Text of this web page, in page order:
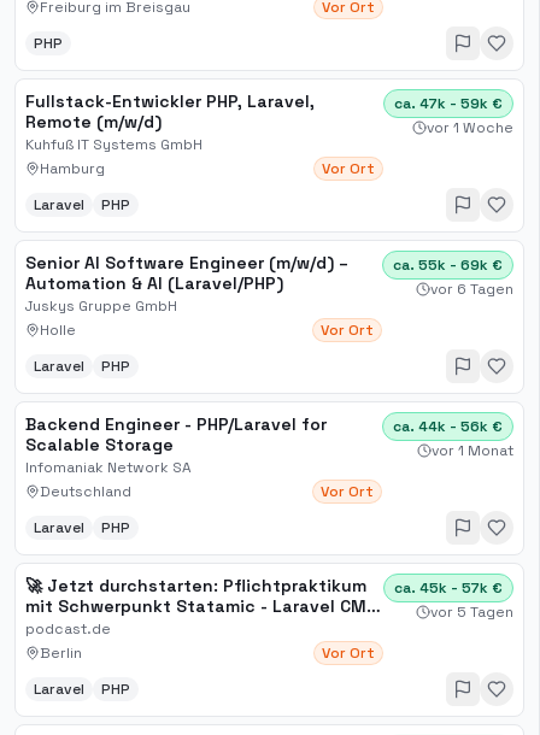
Freiburg im Breisgau
Vor Ort
PHP
Fullstack-Entwickler PHP, Laravel,
Remote (m/w/d)
Kuhfuß IT Systems GmbH
Hamburg
Vor Ort
ca. 47k - 59k €
vor 1 Woche
Laravel PHP
Senior AI Software Engineer (m/w/d) –
Automation & AI (Laravel/PHP)
Juskys Gruppe GmbH
Holle
Vor Ort
ca. 55k - 69k €
vor 6 Tagen
Laravel PHP
Backend Engineer - PHP/Laravel for
Scalable Storage
Infomaniak Network SA
Deutschland
Vor Ort
ca. 44k - 56k €
vor 1 Monat
Laravel PHP
🚀 Jetzt durchstarten: Pflichtpraktikum
mit Schwerpunkt Statamic - Laravel CMS
bei podcast de in Berlin
podcast.de
Berlin
Vor Ort
ca. 45k - 57k €
vor 5 Tagen
Laravel PHP